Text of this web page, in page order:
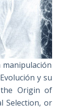
manipulación
y su
Origin of
Selection, or